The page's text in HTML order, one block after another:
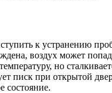
к устранению
воздух может
но
писк при открытой
состояние.